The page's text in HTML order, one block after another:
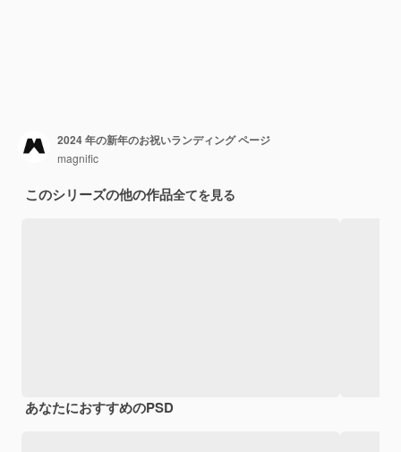
2024 年の新年のお祝いランディング ページ
magnific
このシリーズの他の作品全てを見る
あなたにおすすめのPSD